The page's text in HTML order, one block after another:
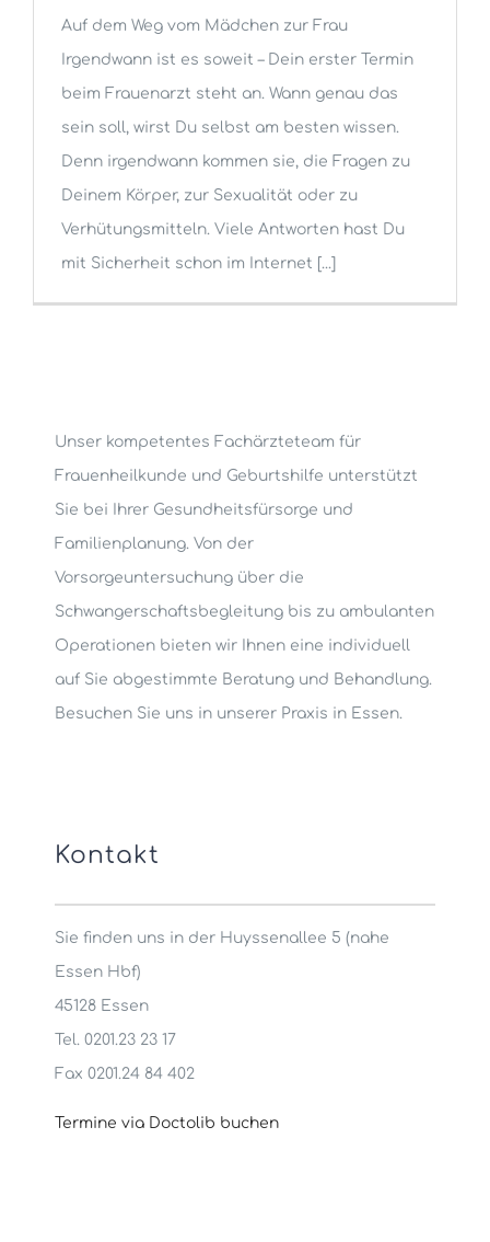
Auf dem Weg vom Mädchen zur Frau
Irgendwann ist es soweit – Dein erster Termin
beim Frauenarzt steht an. Wann genau das
sein soll, wirst Du selbst am besten wissen.
Denn irgendwann kommen sie, die Fragen zu
Deinem Körper, zur Sexualität oder zu
Verhütungsmitteln. Viele Antworten hast Du
mit Sicherheit schon im Internet [...]
Unser kompetentes Fachärzteteam für
Frauenheilkunde und Geburtshilfe unterstützt
Sie bei Ihrer Gesundheitsfürsorge und
Familienplanung. Von der
Vorsorgeuntersuchung über die
Schwangerschaftsbegleitung bis zu ambulanten
Operationen bieten wir Ihnen eine individuell
auf Sie abgestimmte Beratung und Behandlung.
Besuchen Sie uns in unserer Praxis in Essen.
Kontakt
Sie finden uns in der Huyssenallee 5 (nahe
Essen Hbf)
45128 Essen
Tel. 0201.23 23 17
Fax 0201.24 84 402
Termine via Doctolib buchen